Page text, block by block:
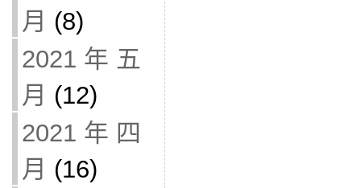
月 (8)
2021 年 五
月 (12)
2021 年 四
月 (16)